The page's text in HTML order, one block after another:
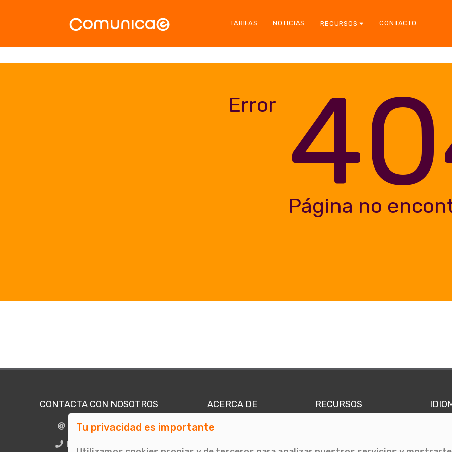
TARIFAS NOTICIAS RECURSOS CONTACTO
Error
Página no
CONTACTA CON NOSOTROS
info@comunicae.com
BCN + 34 931 702 774
ACERCA DE
Quiénes somos
RECURSOS
Tu privacidad es importante